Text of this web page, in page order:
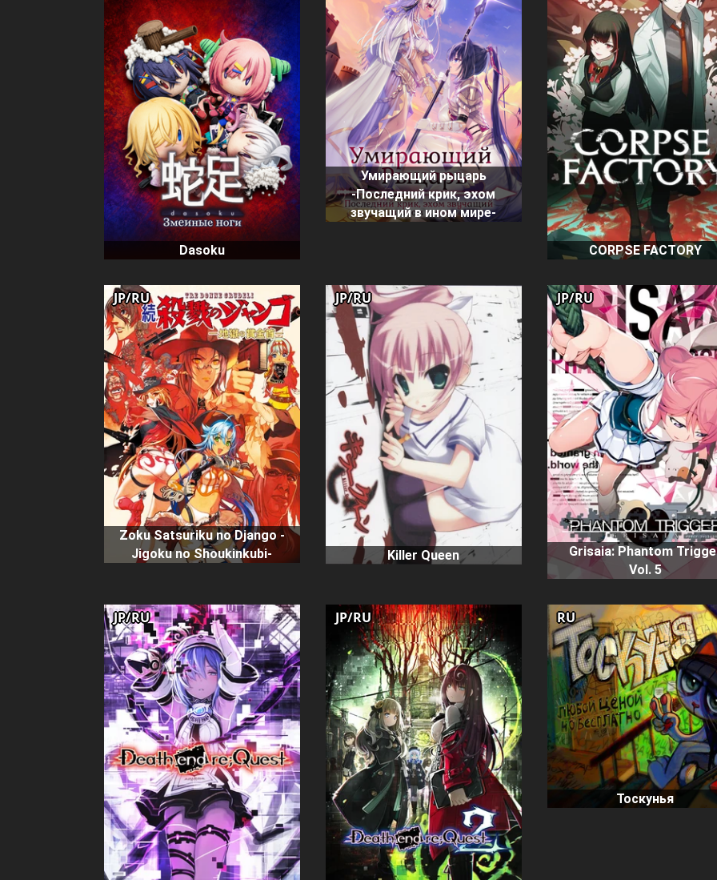
Dasoku
Умирающий рыцарь
-Последний крик, эхом
звучащий в ином мире-
CORPSE FACTORY
Zoku Satsuriku no Django -
Jigoku no Shoukinkubi-
JP/RU
Killer Queen
JP/RU
Grisaia: Phantom
Vol. 5
JP/RU
JP/RU JP/RU
Тоскунья
RU